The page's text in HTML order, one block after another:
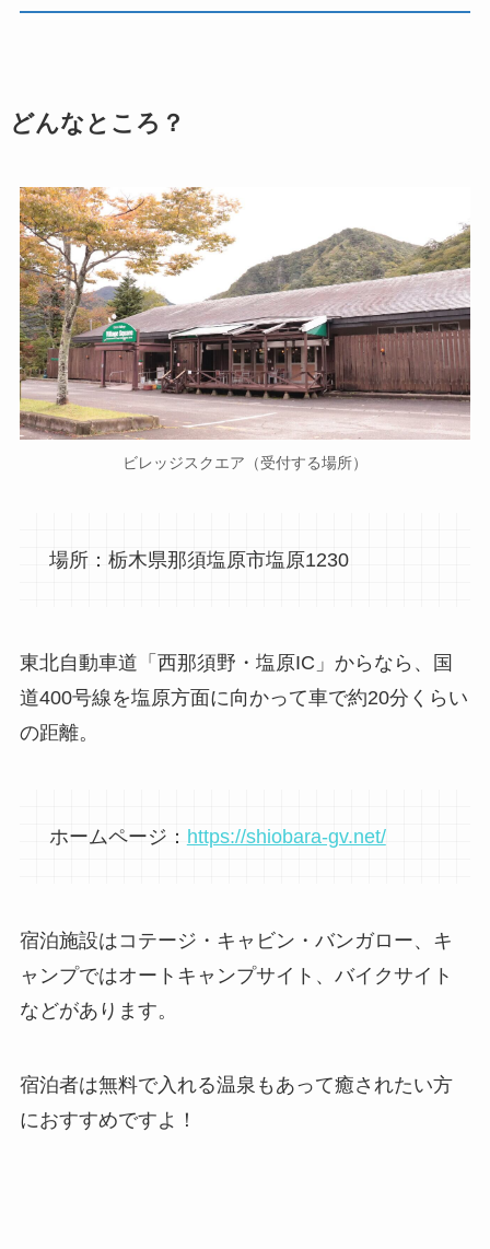
どんなところ？
ビレッジスクエア（受付する場所）
場所：栃木県那須塩原市塩原1230
東北自動車道「西那須野・塩原IC」からなら、国
道400号線を塩原方面に向かって車で約20分くらい
の距離。
ホームページ： https://shiobara-gv.net/
宿泊施設はコテージ・キャビン・バンガロー、キ
ャンプではオートキャンプサイト、バイクサイト
などがあります。
宿泊者は無料で入れる温泉もあって癒されたい方
におすすめですよ！